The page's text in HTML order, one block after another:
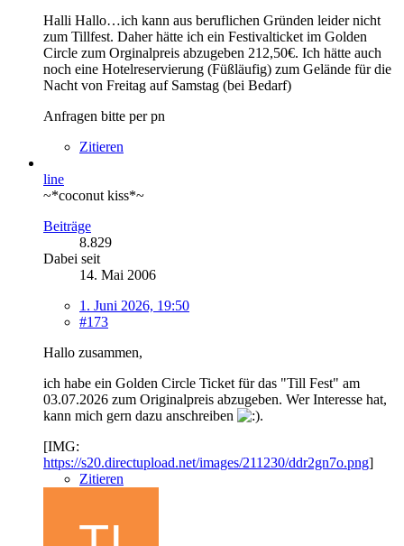
Halli Hallo…ich kann aus beruflichen Gründen leider nicht
zum Tillfest. Daher hätte ich ein Festivalticket im Golden
Circle zum Orginalpreis abzugeben 212,50€. Ich hätte auch
noch eine Hotelreservierung (Füßläufig) zum Gelände für die
Nacht von Freitag auf Samstag (bei Bedarf)
Anfragen bitte per pn
Zitieren
line
~*coconut kiss*~
Beiträge
8.829
Dabei seit
14. Mai 2006
1. Juni 2026, 19:50
#173
Hallo zusammen,
ich habe ein Golden Circle Ticket für das "Till Fest" am
03.07.2026 zum Originalpreis abzugeben. Wer Interesse hat,
kann mich gern dazu anschreiben
.
[IMG:
https://s20.directupload.net/images/211230/ddr2gn7o.png]
Zitieren